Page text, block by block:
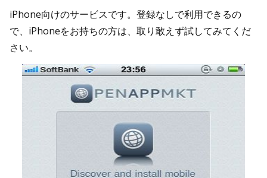
iPhone向けのサービスです。登録なしで利用できるの
で、iPhoneをお持ちの方は、取り敢えず試してみてくだ
さい。